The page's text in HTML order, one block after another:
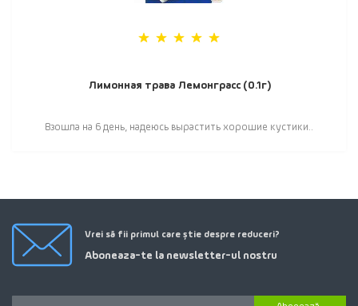
Лимонная трава Лемонграсс (0.1г)
Взошла на 6 день, надеюсь вырастить хорошие кустики..
Vrei să fii primul care știe despre reduceri?
Aboneaza-te la newsletter-ul nostru